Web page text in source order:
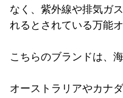
なく、紫外線や排気ガ
れるとされている万能
こちらのブランドは、
オーストラリアやカナ